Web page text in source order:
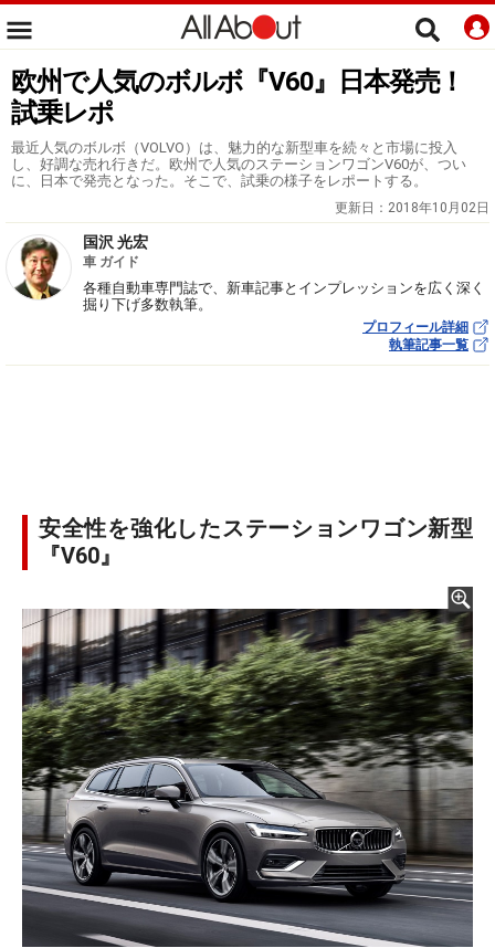
欧州で人気のボルボ『V60』日本発売！
試乗レポ
最近人気のボルボ（VOLVO）は、魅力的な新型車を続々と市場に投入
し、好調な売れ行きだ。欧州で人気のステーションワゴンV60が、つい
に、日本で発売となった。そこで、試乗の様子をレポートする。
更新日： 2018年10月02日
国沢 光宏
車 ガイド
各種自動車専門誌で、新車記事とインプレッションを広く深く
掘り下げ多数執筆。
プロフィール詳細
執筆記事一覧
安全性を強化したステーションワゴン新型
『V60』